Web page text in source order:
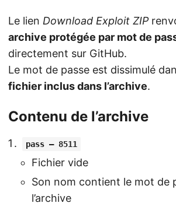
Le lien Download Exploit ZIP
archive protégée par mot de
directement sur GitHub.
Le mot de passe est dissimulé
fichier inclus dans l’archive.
Contenu de l’archive
pass – 8511
Fichier vide
Son nom contient le mot de
l’archive